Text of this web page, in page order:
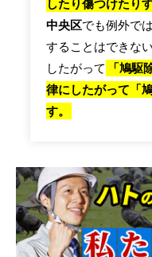
したり傷つけたり
中央区でも例外で
することはできない
したがって
「鳩駆
律にしたがって「
す。